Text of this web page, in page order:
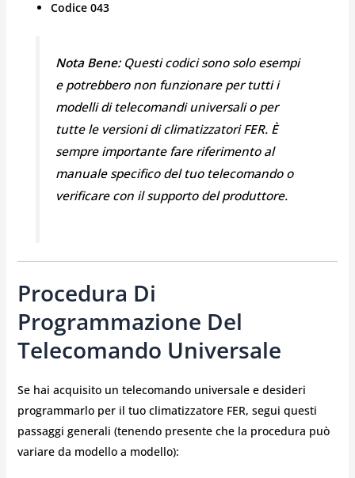
Codice 043
Nota Bene:Questi codici sono solo esempi
e potrebbero non funzionare per tutti i
modelli di telecomandi universali o per
tutte le versioni di climatizzatori FER. È
sempre importante fare riferimento al
manuale specifico del tuo telecomando o
verificare con il supporto del produttore.
Procedura Di
Programmazione Del
Telecomando Universale
Se hai acquisito un telecomando universale e desideri
programmarlo per il tuo climatizzatore FER, segui questi
passaggi generali (tenendo presente che la procedura può
variare da modello a modello):